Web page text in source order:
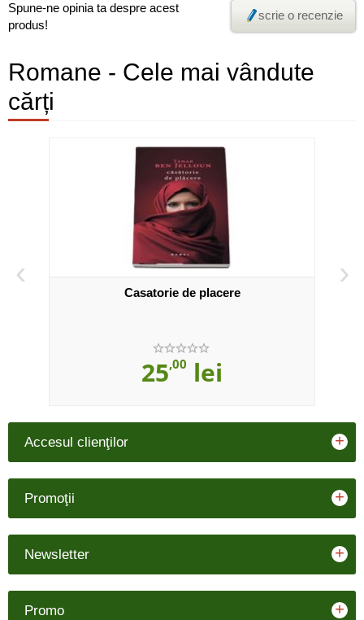
Spune-ne opinia ta despre acest
produs!
scrie o recenzie
Romane - Cele mai vândute
cărți
‹
Casatorie de placere
25,00 lei
›
Accesul clienţilor +
Promoţii +
Newsletter +
Promo +